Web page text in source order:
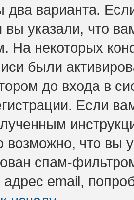
два варианта.
вы указали, что
На некоторых
были
до входа в
Если
возможно, что вы
спам-
email,